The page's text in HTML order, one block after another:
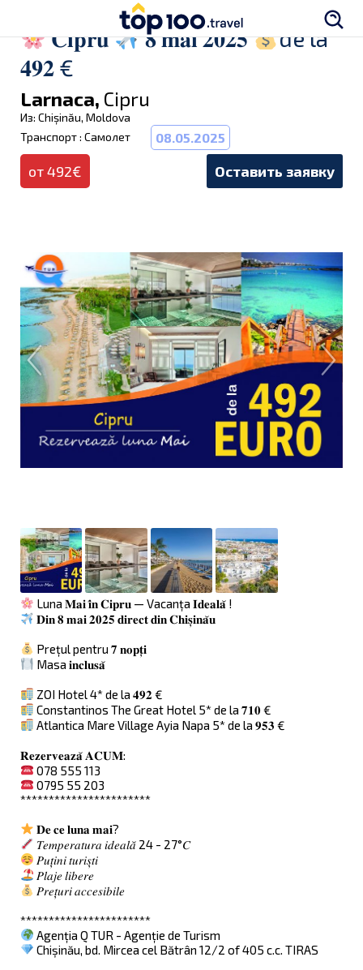
𝐂𝐢𝐩𝐫𝐮 𝟖 𝐦𝐚𝐢 𝟐𝟎𝟐𝟓
de la
𝟒𝟗𝟐 €
Larnaca, Cipru
Из: Chișinău, Moldova
Транспорт : Самолет
08.05.2025
от 492€ Оставить заявку
Luna 𝐌𝐚𝐢 𝐢̂𝐧 𝐂𝐢𝐩𝐫𝐮 — Vacanța 𝐈𝐝𝐞𝐚𝐥𝐚̆ !
𝐃𝐢𝐧 𝟖 𝐦𝐚𝐢 𝟐𝟎𝟐𝟓 𝐝𝐢𝐫𝐞𝐜𝐭 𝐝𝐢𝐧 𝐂𝐡𝐢𝐬̦𝐢𝐧𝐚̆𝐮
Prețul pentru 𝟕 𝐧𝐨𝐩𝐭̦𝐢
Masa 𝐢𝐧𝐜𝐥𝐮𝐬𝐚̆
ZOI Hotel 4* de la 𝟒𝟗𝟐 €
Constantinos The Great Hotel 5* de la 𝟕𝟏𝟎 €
Atlantica Mare Village Ayia Napa 5* de la 𝟗𝟓𝟑 €
𝐑𝐞𝐳𝐞𝐫𝐯𝐞𝐚𝐳𝐚̆ 𝐀𝐂𝐔𝐌:
078 555 113
0795 55 203
***********************
𝐃𝐞 𝐜𝐞 𝐥𝐮𝐧𝐚 𝐦𝐚𝐢?
𝑇𝑒𝑚𝑝𝑒𝑟𝑎𝑡𝑢𝑟𝑎 𝑖𝑑𝑒𝑎𝑙𝑎̆ 24 - 27°𝐶
𝑃𝑢𝑡̦𝑖𝑛𝑖 𝑡𝑢𝑟𝑖𝑠̦𝑡𝑖
𝑃𝑙𝑎𝑗𝑒 𝑙𝑖𝑏𝑒𝑟𝑒
𝑃𝑟𝑒𝑡̦𝑢𝑟𝑖 𝑎𝑐𝑐𝑒𝑠𝑖𝑏𝑖𝑙𝑒
***********************
Agenția Q TUR - Agenție de Turism
Chișinău, bd. Mircea cel Bătrân 12/2 of 405 c.c. TIRAS